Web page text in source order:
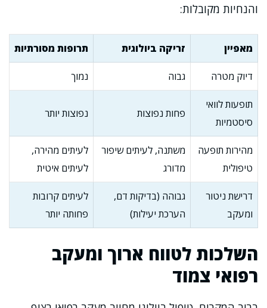
והנחיות מקובלות:
מאפיין זריקה ביולוגית תרופות מסורתיות
דיוק מטרה גבוה נמוך
תופעות לוואי
סיסטמיות
פחות נפוצות נפוצות יותר
מהירות תופעה
טיפולית
משתנה, לעיתים שיפור
מדורג
לעיתים מהירה,
לעיתים איטית
דרישת ניטור
ומעקב
גבוהה (בדיקות דם,
הערכת יעילות)
לעיתים קרובות
פחותה יותר
השלכות לטווח ארוך ומעקב
רפואי צמוד